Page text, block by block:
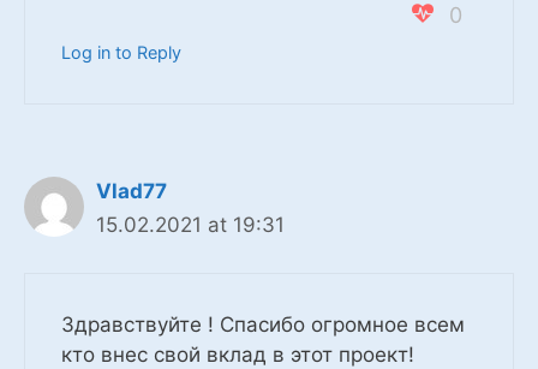
0
Log in to Reply
Vlad77
15.02.2021 at 19:31
Здравствуйте ! Спасибо огромное всем
кто внес свой вклад в этот проект!